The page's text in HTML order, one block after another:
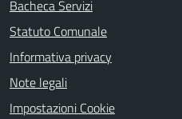
Bacheca Servizi
Statuto Comunale
Informativa privacy
Note legali
Impostazioni Cookie